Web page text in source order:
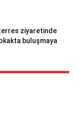
ziyaretinde
buluşmaya